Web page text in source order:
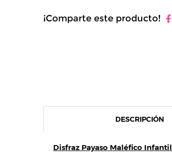
¡Comparte este producto!
DESCRIPCIÓN
Disfraz Payaso Maléfico Infantil